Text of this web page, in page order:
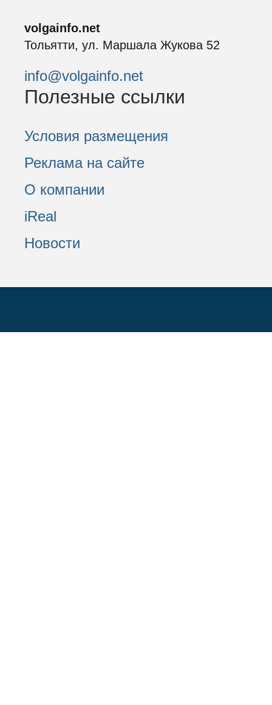
volgainfo.net
Тольятти, ул. Маршала Жукова 52
info@volgainfo.net
Полезные ссылки
Условия размещения
Реклама на сайте
О компании
iReal
Новости